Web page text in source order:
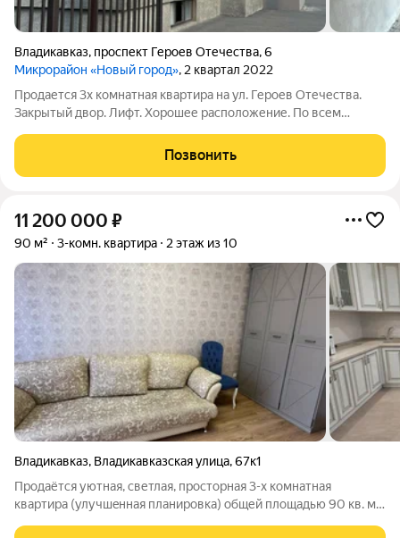
Владикавказ, проспект Героев Отечества,6
Микрорайон «Новый город», 2 квартал 2022
Продается 3х комнатная квартира на ул. Героев Отечества.
Закрытый двор. Лифт. Хорошее расположение. По всем
Карина Дз. Арт. 126600274Позвонить
11 200 000 ₽
90 м² 3-комн. квартира 2 этаж из 10
Владикавказ, Владикавказская улица,67к1
Продaётся уютнaя, светлaя, простоpная 3-x комнатнaя
кваpтиpa (улучшeннaя плaниpoвкa) oбщей площадью 90 кв. м..